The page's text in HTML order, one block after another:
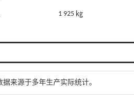
1 925 ㎏
来源于多年生产实际统计。